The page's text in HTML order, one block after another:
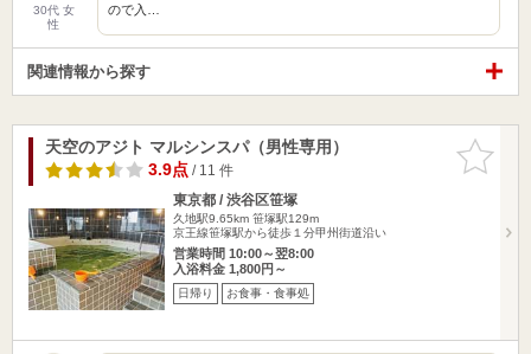
30代 女
性
ので入…
関連情報から探す
お気に入
りに追加
天空のアジト マルシンスパ（男性専用）
3.9点/ 11 件
東京都 / 渋谷区笹塚
久地駅9.65km 笹塚駅129m
京王線笹塚駅から徒歩１分甲州街道沿い
営業時間 10:00～翌8:00
入浴料金 1,800円～
日帰り お食事・食事処